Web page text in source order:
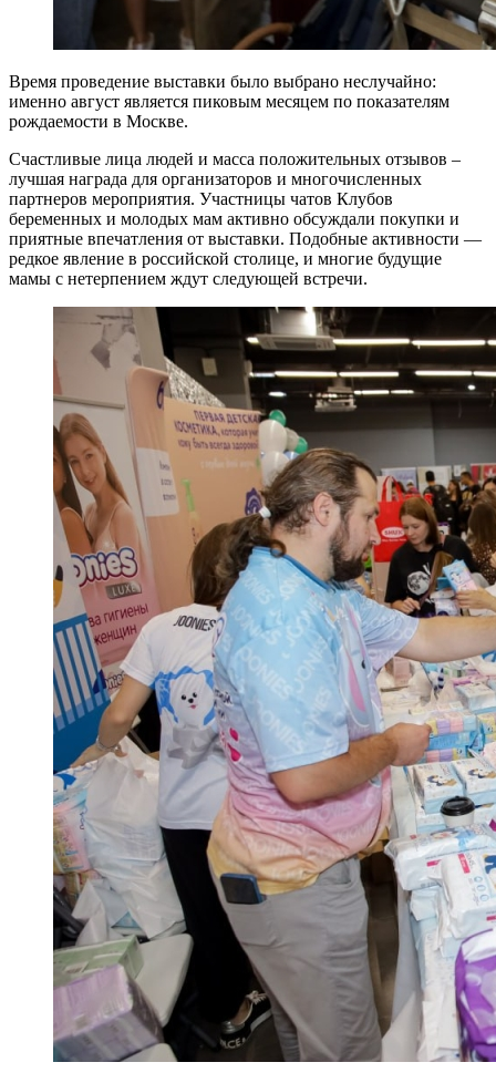
Время проведение выставки было выбрано неслучайно:
именно август является пиковым месяцем по показателям
рождаемости в Москве.
Счастливые лица людей и масса положительных отзывов –
лучшая награда для организаторов и многочисленных
партнеров мероприятия. Участницы чатов Клубов
беременных и молодых мам активно обсуждали покупки и
приятные впечатления от выставки. Подобные активности —
редкое явление в российской столице, и многие будущие
мамы с нетерпением ждут следующей встречи.